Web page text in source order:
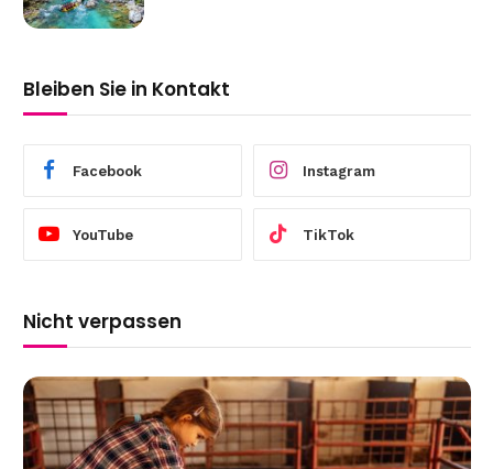
Bleiben Sie in Kontakt
Facebook Instagram
YouTube TikTok
Nicht verpassen